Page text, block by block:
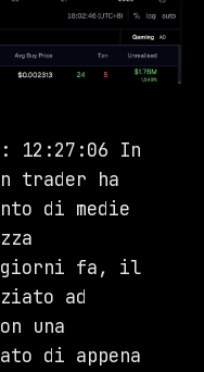
12:27:06 In
trader ha
di medie
giorni fa, il
ad
una
di appena